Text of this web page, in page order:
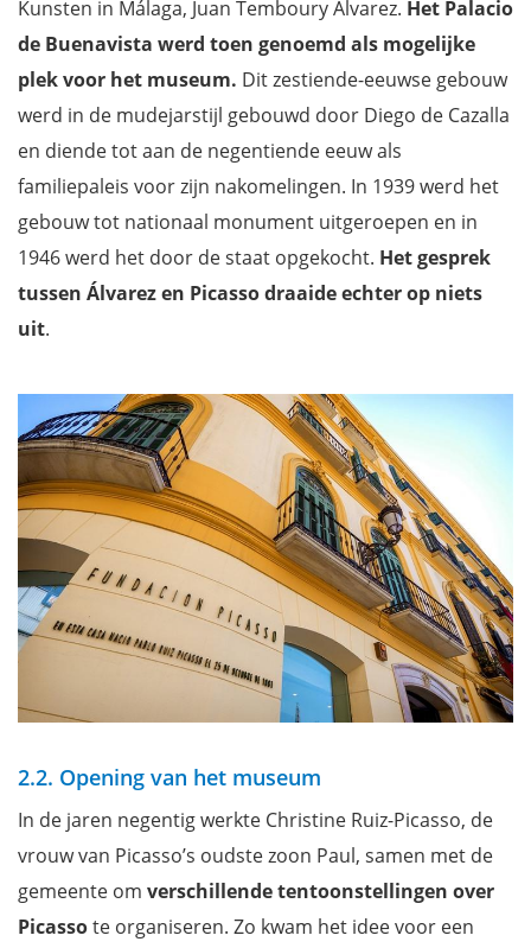
Kunsten in Málaga, Juan Temboury Álvarez. Het Palacio
de Buenavista werd toen genoemd als mogelijke
plek voor het museum. Dit zestiende-eeuwse gebouw
werd in de mudejarstijl gebouwd door Diego de Cazalla
en diende tot aan de negentiende eeuw als
familiepaleis voor zijn nakomelingen. In 1939 werd het
gebouw tot nationaal monument uitgeroepen en in
1946 werd het door de staat opgekocht. Het gesprek
tussen Álvarez en Picasso draaide echter op niets
uit.
2.2. Opening van het museum
In de jaren negentig werkte Christine Ruiz-Picasso, de
vrouw van Picasso’s oudste zoon Paul, samen met de
gemeente om verschillende tentoonstellingen over
Picassote organiseren. Zo kwam het idee voor een